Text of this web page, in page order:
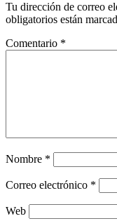
Tu dirección de correo
obligatorios están
Comentario *
Nombre *
Correo electrónico *
Web